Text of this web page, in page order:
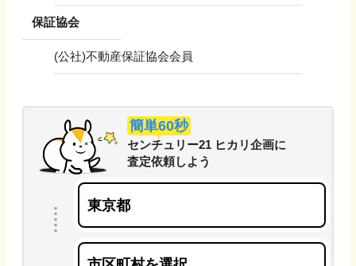
保証協会
(公社)不動産保証協会会員
簡単60秒
センチュリー21 ヒカリ企画に
査定依頼しよう